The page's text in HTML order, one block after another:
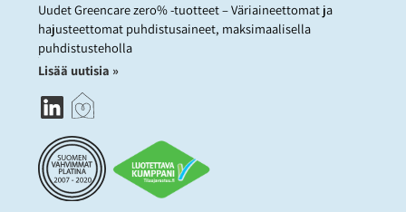
Uudet Greencare zero% -tuotteet – Väriaineettomat ja
hajusteettomat puhdistusaineet, maksimaalisella
puhdistusteholla
Lisää uutisia »